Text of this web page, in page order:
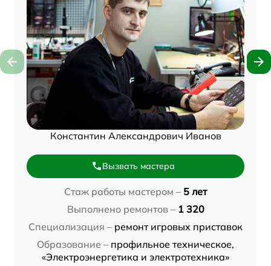
Константин Александрович Иванов
Вызвать мастера
Стаж работы мастером – 5 лет
Выполнено ремонтов – 1 320
Специализация – ремонт игровых приставок
Образование – профильное техническое,
«Электроэнергетика и электротехника»